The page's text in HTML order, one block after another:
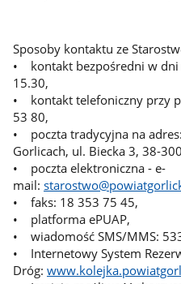
Sposoby kontaktu ze
• kontakt bezpośredni w dni
15.30,
• kontakt telefoniczny przy
53 80,
• poczta tradycyjna na
Gorlicach, ul. Biecka 3, 38-
• poczta elektroniczna - e-
mail:
• faks: 18 353 75 45,
• platforma ePUAP,
• wiadomość SMS/MMS:
• Internetowy System
Dróg: